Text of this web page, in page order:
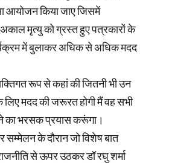
आयोजन किया जाए जिसमें
मृत्यु को ग्रस्त हुए पत्रकारों के
में बुलाकर अधिक से अधिक मदद
रूप से कहां की जितनी भी उन
लिए मदद की जरूरत होगी मैं वह सभी
का भरसक प्रयास करूंगा।
सम्मेलन के दौरान जो विशेष बात
से ऊपर उठकर डॉ रघु शर्मा